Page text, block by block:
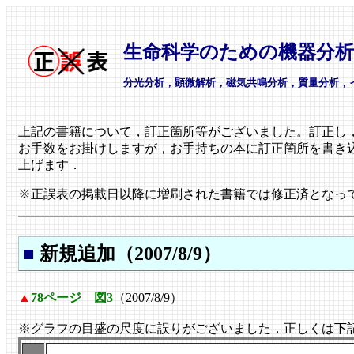
生命科学のための機器分
分光分析，顕微解析，磁気共鳴分析，質量分析
上記の書籍について，訂正箇所等がございました。訂正し
お手数をお掛けしますが，お手持ちの本に訂正箇所を書
上げます．
※正誤表の掲載日以降に増刷された書籍では修正済となっ
■ 新規追加（2007/8/9）
▲ 78ページ 図3 （2007/8/9）
※グラフの目盛の尺度に誤りがございました．正しくは下